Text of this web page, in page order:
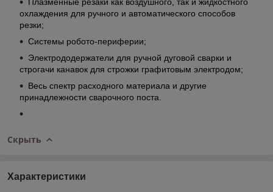
охлаждения для ручного и автоматического способов
резки;
Системы робото-периферии;
Электрододержатели для ручной дуговой сварки и
строгачи канавок для строжки графитовым электродом;
Весь спектр расходного материала и другие
принадлежности сварочного поста.
Скрыть
Характеристики